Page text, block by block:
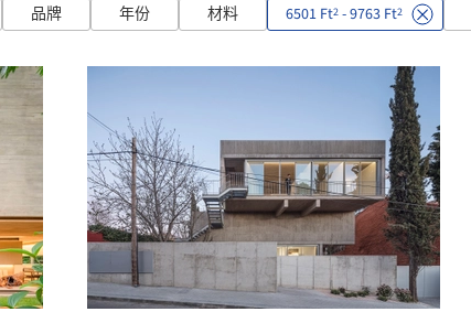
品牌 年份 材料 6501 Ft2 - 9763 Ft2